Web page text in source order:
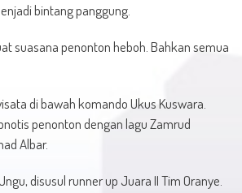
bintang panggung.
suasana penonton heboh. Bahkan semua
di bawah komando Ukus Kuswara.
penonton dengan lagu Zamrud
Albar.
disusul runner up Juara II Tim Oranye.